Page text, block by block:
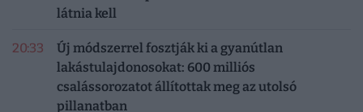
látnia kell
20:33
Új módszerrel fosztják ki a gyanútlan
lakástulajdonosokat: 600 milliós
csalássorozatot állítottak meg az utolsó
pillanatban